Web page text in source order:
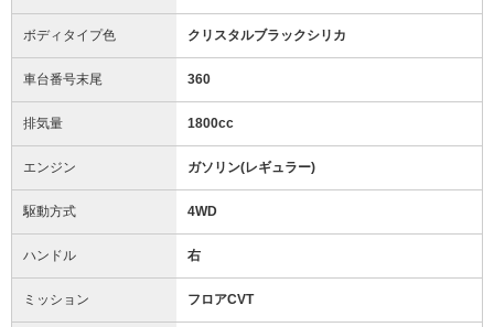
ボディタイプ色 クリスタルブラックシリカ
車台番号末尾 360
排気量 1800cc
エンジン ガソリン(レギュラー)
駆動方式 4WD
ハンドル 右
ミッション フロアCVT